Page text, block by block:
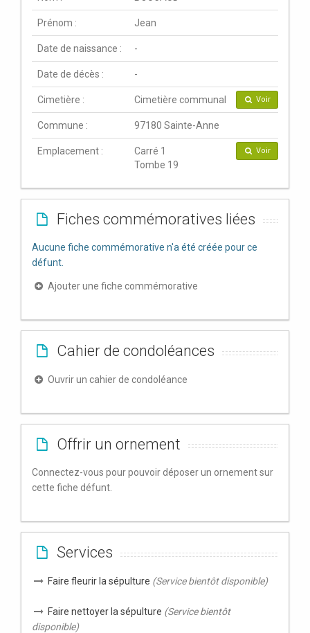
Prénom : Jean
Date de naissance : -
Date de décès : -
Cimetière : Cimetière communal Voir
Commune : 97180 Sainte-Anne
Emplacement :
Carré 1
Tombe 19
Voir
Fiches commémoratives liées
Aucune fiche commémorative n'a été créée pour ce
défunt.
Ajouter une fiche commémorative
Cahier de condoléances
Ouvrir un cahier de condoléance
Offrir un ornement
Connectez-vous pour pouvoir déposer un ornement sur
cette fiche défunt.
Services
Faire fleurir la sépulture (Service bientôt disponible)
Faire nettoyer la sépulture (Service bientôt
disponible)